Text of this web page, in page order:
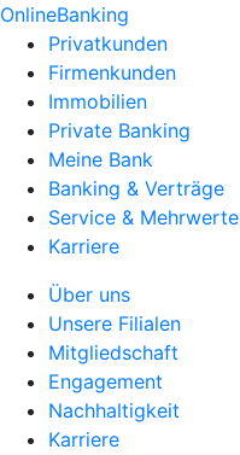
OnlineBanking
Privatkunden
Firmenkunden
Immobilien
Private Banking
Meine Bank
Banking & Verträge
Service & Mehrwerte
Karriere
Über uns
Unsere Filialen
Mitgliedschaft
Engagement
Nachhaltigkeit
Karriere